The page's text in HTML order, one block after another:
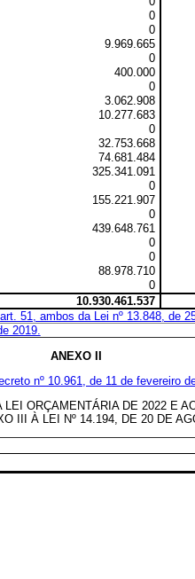
0
0
9.969.665
0
400.000
0
3.062.908
10.277.683
0
32.753.668
74.681.484
325.341.091
0
155.221.907
0
439.648.761
0
0
88.978.710
0
10.930.461.537
art. 51, ambos da Lei nº 13.848, de
2019.
ANEXO
nº 10.961, de 11 de fevereiro
ORÇAMENTÁRIA DE 2022 E
III À LEI Nº 14.194, DE 20 DE